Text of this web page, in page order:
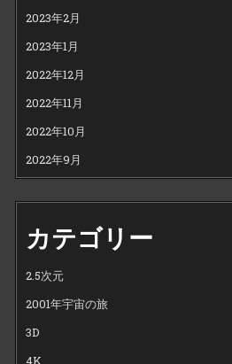
2023年2月
2023年1月
2022年12月
2022年11月
2022年10月
2022年9月
カテゴリー
2.5次元
2001年宇宙の旅
3D
4K